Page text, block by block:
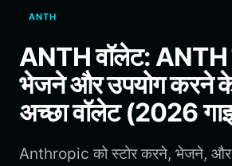
繁體中文
Português (Portugal)
Bahasa Indonesia
ภาษาไทย
Português (Brasil)
ANTH
ANTH वॉलेट: ANTH
भेजने और उपयोग करने
अच्छा वॉलेट (2026
Anthropic को स्टोर करने, भेजने,